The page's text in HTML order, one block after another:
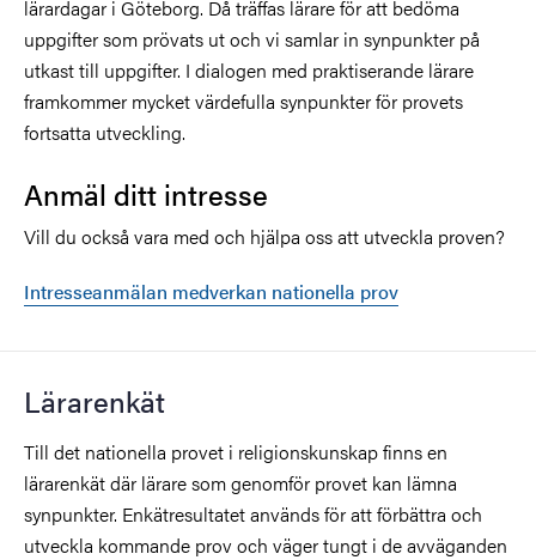
lärardagar i Göteborg. Då träffas lärare för att bedöma
uppgifter som prövats ut och vi samlar in synpunkter på
utkast till uppgifter. I dialogen med praktiserande lärare
framkommer mycket värdefulla synpunkter för provets
fortsatta utveckling.
Anmäl ditt intresse
Vill du också vara med och hjälpa oss att utveckla proven?
Intresseanmälan medverkan nationella prov
Lärarenkät
Till det nationella provet i religionskunskap finns en
lärarenkät där lärare som genomför provet kan lämna
synpunkter. Enkätresultatet används för att förbättra och
utveckla kommande prov och väger tungt i de avväganden